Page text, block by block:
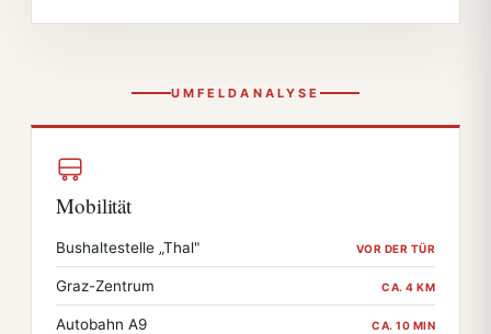
UMFELDANALYSE
Mobilität
Bushaltestelle „Thal" VOR DER TÜR
Graz-Zentrum CA. 4 KM
Autobahn A9 CA. 10 MIN